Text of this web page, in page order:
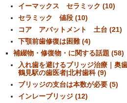
イーマックス セラミック (10)
セラミック 値段 (10)
コア アバットメント 土台 (21)
下顎前歯修復は困難 (4)
補綴物・修復物・に関する話題 (58)
入れ歯を避けるブリッジ治療｜奥
鶴見駅の歯医者|北村歯科 (9)
ブリッジの支台は本数が必要 (5)
インレーブリッジ (12)